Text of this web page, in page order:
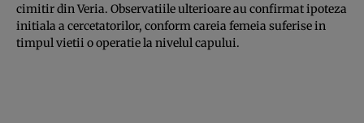
cimitir din Veria. Observatiile ulterioare au confirmat ipoteza
initiala a cercetatorilor, conform careia femeia suferise in
timpul vietii o operatie la nivelul capului.